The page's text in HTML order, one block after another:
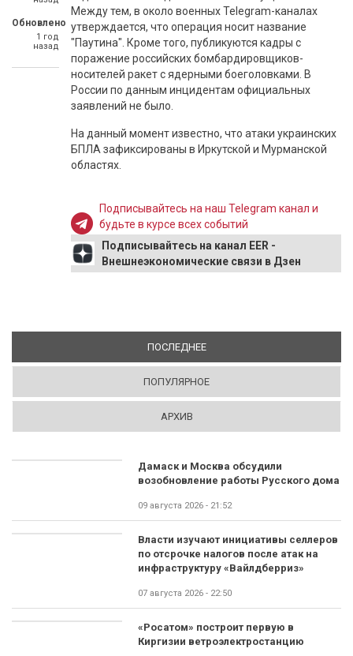
Обновлено
1 год
назад
Между тем, в около военных Telegram-каналах
утверждается, что операция носит название
"Паутина". Кроме того, публикуются кадры с
поражение российских бомбардировщиков-
носителей ракет с ядерными боеголовками. В
России по данным инцидентам официальных
заявлений не было.
На данный момент известно, что атаки украинских
БПЛА зафиксированы в Иркутской и Мурманской
областях.
Подписывайтесь на наш Telegram канал и
будьте в курсе всех событий
Подписывайтесь на канал EER -
Внешнеэкономические связи в Дзен
ПОСЛЕДНЕЕ(АКТИВНАЯ ВКЛАДКА)
ПОПУЛЯРНОЕ
АРХИВ
Дамаск и Москва обсудили
возобновление работы Русского дома
09 августа 2026 - 21:52
Власти изучают инициативы селлеров
по отсрочке налогов после атак на
инфраструктуру «Вайлдберриз»
07 августа 2026 - 22:50
«Росатом» построит первую в
Киргизии ветроэлектростанцию